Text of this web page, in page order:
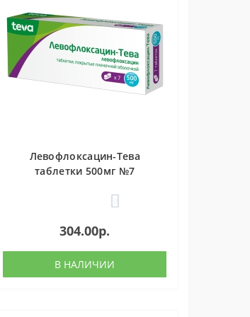
Левофлоксацин-Тева
таблетки 500мг №7
304.00р.
В НАЛИЧИИ